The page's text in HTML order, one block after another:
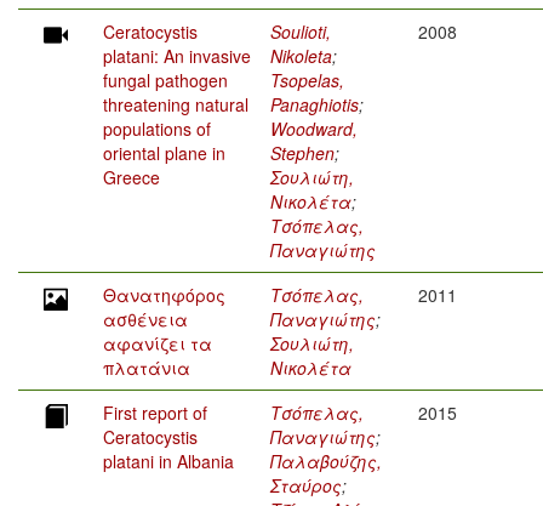
Ceratocystis
platani: An invasive
fungal pathogen
threatening natural
populations of
oriental plane in
Greece
Soulioti,
Nikoleta;
Tsopelas,
Panaghiotis;
Woodward,
Stephen;
Σουλιώτη,
Νικολέτα;
Τσόπελας,
Παναγιώτης
2008
Θανατηφόρος
ασθένεια
αφανίζει τα
πλατάνια
Τσόπελας,
Παναγιώτης;
Σουλιώτη,
Νικολέτα
2011
First report of
Ceratocystis
platani in Albania
Τσόπελας,
Παναγιώτης;
Παλαβούζης,
Σταύρος;
2015